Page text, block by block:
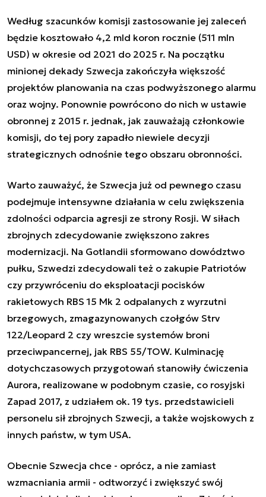
Według szacunków komisji zastosowanie jej zaleceń
będzie kosztowało 4,2 mld koron rocznie (511 mln
USD) w okresie od 2021 do 2025 r. Na początku
minionej dekady Szwecja zakończyła większość
projektów planowania na czas podwyższonego alarmu
oraz wojny. Ponownie powrócono do nich w ustawie
obronnej z 2015 r. jednak, jak zauważają członkowie
komisji, do tej pory zapadło niewiele decyzji
strategicznych odnośnie tego obszaru obronności.
Warto zauważyć, że Szwecja już od pewnego czasu
podejmuje intensywne działania w celu zwiększenia
zdolności odparcia agresji ze strony Rosji. W siłach
zbrojnych zdecydowanie zwiększono zakres
modernizacji. Na Gotlandii sformowano dowództwo
pułku, Szwedzi zdecydowali też o zakupie Patriotów
czy przywróceniu do eksploatacji pocisków
rakietowych RBS 15 Mk 2 odpalanych z wyrzutni
brzegowych, zmagazynowanych czołgów Strv
122/Leopard 2 czy wreszcie systemów broni
przeciwpancernej, jak RBS 55/TOW. Kulminację
dotychczasowych przygotowań stanowiły ćwiczenia
Aurora, realizowane w podobnym czasie, co rosyjski
Zapad 2017, z udziałem ok. 19 tys. przedstawicieli
personelu sił zbrojnych Szwecji, a także wojskowych z
innych państw, w tym USA.
Obecnie Szwecja chce - oprócz, a nie zamiast
wzmacniania armii - odtworzyć i zwiększyć swój